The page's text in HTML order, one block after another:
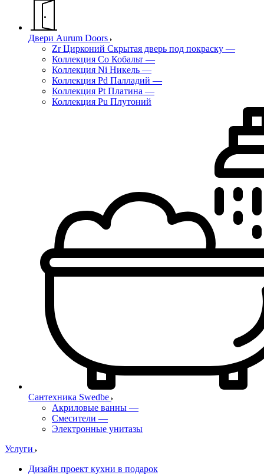
Двери Aurum Doors
Zr Цирконий Скрытая дверь под покраску —
Коллекция Co Кобальт —
Коллекция Ni Никель —
Коллекция Pd Палладий —
Коллекция Pt Платина —
Коллекция Pu Плутоний
Сантехника Swedbe
Акриловые ванны —
Смесители —
Электронные унитазы
Услуги
Дизайн проект кухни в подарок